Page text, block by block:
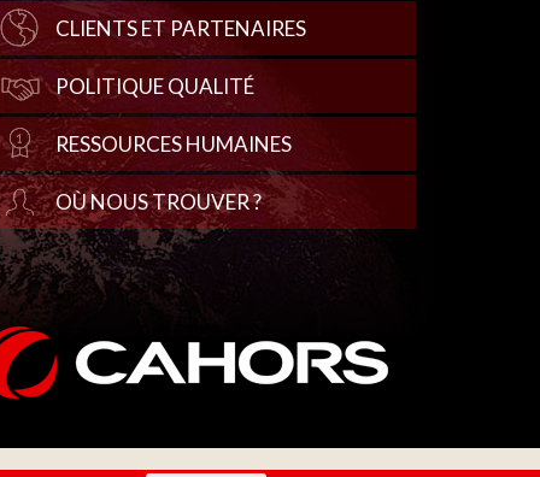
CLIENTS ET PARTENAIRES
POLITIQUE QUALITÉ
RESSOURCES HUMAINES
OÙ NOUS TROUVER ?